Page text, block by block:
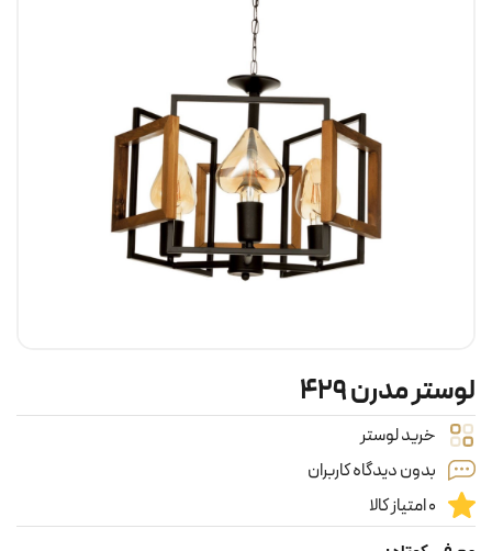
لوستر مدرن ۴۲۹
خرید لوستر
بدون دیدگاه کاربران
0 امتیاز کالا